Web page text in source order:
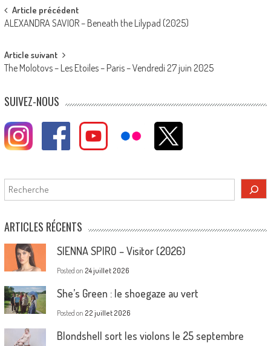
Post
navigation
Article précédent
ALEXANDRA SAVIOR – Beneath the Lilypad (2025)
Article suivant
The Molotovs – Les Etoiles – Paris – Vendredi 27 juin 2025
SUIVEZ-NOUS
Rechercher
ARTICLES RÉCENTS
SIENNA SPIRO – Visitor (2026)
Posted on 24 juillet 2026
She’s Green : le shoegaze au vert
Posted on 22 juillet 2026
Blondshell sort les violons le 25 septembre